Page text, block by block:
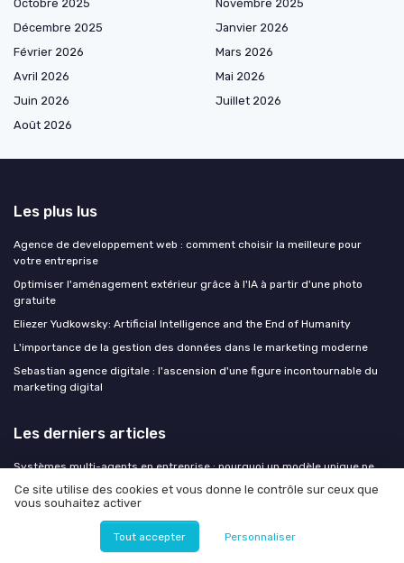
Octobre 2025
Novembre 2025
Décembre 2025
Janvier 2026
Février 2026
Mars 2026
Avril 2026
Mai 2026
Juin 2026
Juillet 2026
Août 2026
Les plus lus
Agence de developpement web : comment choisir la meilleure pour
votre entreprise
Optimiser l'aménagement extérieur grâce à l'IA à partir d'une photo
gratuite
Eliezer Yudkowsky: Artificial Intelligence and the End of Humanity
L'importance de la gestion des données dans le marketing moderne
Sebastian agence digitale : l'ascension d'une figure incontournable du
marketing digital
Les derniers articles
Systèmes multi-agents en entreprise : pourquoi un modèle unique ne
suffit plus
IA agentique et AI Act : le guide de conformité que les systèmes
autonomes rendent urgent
L'IA promet du temps et du sens : vos équipes signalent une charge en
Ce site utilise des cookies et vous donne le contrôle sur ceux que
vous souhaitez activer
Tout accepter Personnaliser